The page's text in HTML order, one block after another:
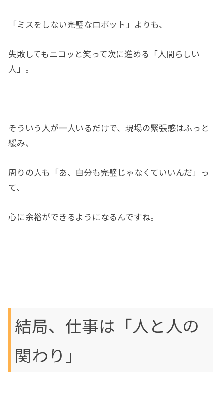
「ミスをしない完璧なロボット」よりも、
失敗してもニコッと笑って次に進める「人間らしい
人」。
そういう人が一人いるだけで、現場の緊張感はふっと
緩み、
周りの人も「あ、自分も完璧じゃなくていいんだ」っ
て、
心に余裕ができるようになるんですね。
結局、仕事は「人と人の
関わり」